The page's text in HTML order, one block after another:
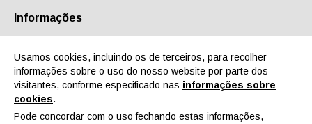
Quem Somos Parceiros Contactos Área reservada
Informações
Usamos cookies, incluindo os de terceiros, para recolher
informações sobre o uso do nosso website por parte dos
visitantes, conforme especificado nas informações sobre
cookies.
Pode concordar com o uso fechando estas informações,